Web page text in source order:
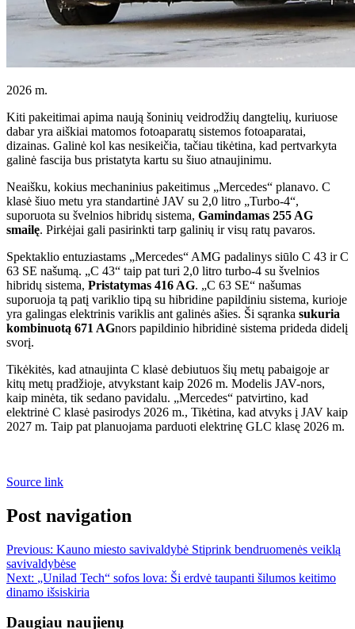
2026 m.
Kiti pakeitimai apima naują šoninių veidrodžių dangtelių, kuriuose
dabar yra aiškiai matomos fotoaparatų sistemos fotoaparatai,
dizainas. Galinė kol kas nesikeičia, tačiau tikėtina, kad pertvarkyta
galinė fascija bus pristatyta kartu su šiuo atnaujinimu.
Neaišku, kokius mechaninius pakeitimus „Mercedes“ planavo. C
klasė šiuo metu yra standartinė JAV su 2,0 litro „Turbo-4“,
suporuota su švelnios hibridų sistema, Gamindamas 255 AG
smailę. Pirkėjai gali pasirinkti tarp galinių ir visų ratų pavaros.
Spektaklio entuziastams „Mercedes“ AMG padalinys siūlo C 43 ir C
63 SE našumą. „C 43“ taip pat turi 2,0 litro turbo-4 su švelnios
hibridų sistema, Pristatymas 416 AG. „C 63 SE“ našumas
suporuoja tą patį variklio tipą su hibridine papildiniu sistema, kurioje
yra galingas elektrinis variklis ant galinės ašies. Ši sąranka sukuria
kombinuotą 671 AGnors papildinio hibridinė sistema prideda didelį
svorį.
Tikėkitės, kad atnaujinta C klasė debiutuos šių metų pabaigoje ar
kitų metų pradžioje, atvykstant kaip 2026 m. Modelis JAV-nors,
kaip minėta, tik sedano pavidalu. „Mercedes“ patvirtino, kad
elektrinė C klasė pasirodys 2026 m., Tikėtina, kad atvyks į JAV kaip
2027 m. Taip pat planuojama parduoti elektrinę GLC klasę 2026 m.
Source link
Post navigation
Previous: Kauno miesto savivaldybė Stiprink bendruomenės veiklą
savivaldybėse
Next: „Unilad Tech“ sofos lova: Ši erdvė taupanti šilumos keitimo
dinamo išsiskiria
Daugiau naujienų